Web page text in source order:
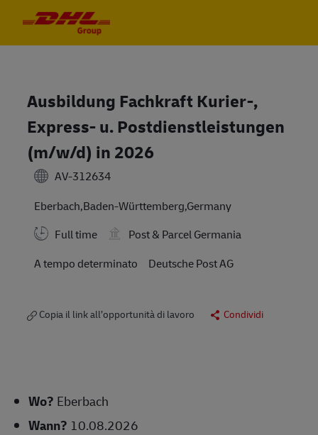
Ausbildung Fachkraft Kurier-,
Express- u. Postdienstleistungen
(m/w/d) in 2026
AV-312634
Eberbach,Baden-Württemberg,Germany
Full time
Post & Parcel Germania
A tempo determinato
Deutsche Post AG
Copia il link all’opportunità di lavoro Condividi
Wo? Eberbach
Wann? 10.08.2026